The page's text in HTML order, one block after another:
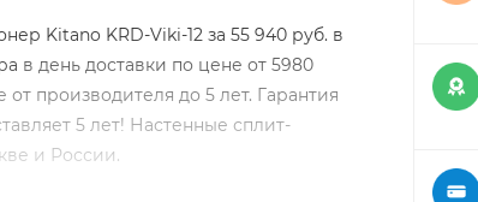
Kitano KRD-Viki-12 за 55 940 руб. в
в день доставки по цене от 5980
производителя до 5 лет. Гарантия
5 лет! Настенные сплит-
и России.